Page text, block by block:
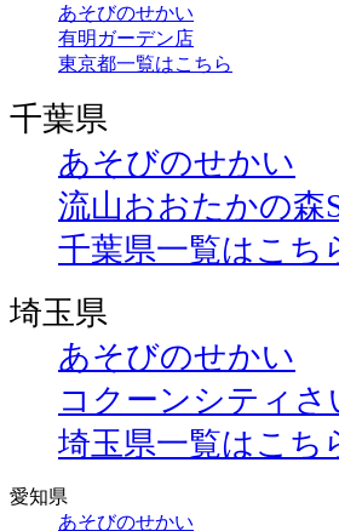
あそびのせかい
有明ガーデン店
東京都一覧はこちら
千葉県
あそびのせかい
流山おおたかの森
千葉県一覧はこち
埼玉県
あそびのせかい
コクーンシティ
埼玉県一覧はこち
愛知県
あそびのせかい